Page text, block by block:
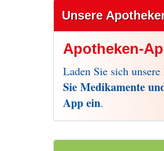
Unsere
Apotheken-
Laden Sie sich
Sie Medikamente
App ein.